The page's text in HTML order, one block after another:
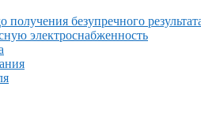
безупречного
электроснабженность